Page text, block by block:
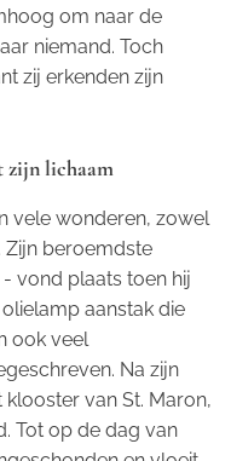
om naar de
niemand. Toch
zij erkenden zijn
zijn lichaam
vele wonderen, zowel
Zijn beroemdste
vond plaats toen hij
aanstak die
ook veel
Na zijn
van St. Maron,
Tot op de dag van